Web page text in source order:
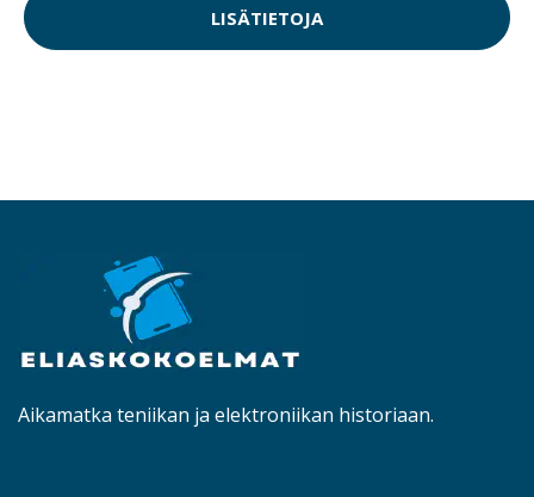
LISÄTIETOJA
Aikamatka teniikan ja elektroniikan historiaan.